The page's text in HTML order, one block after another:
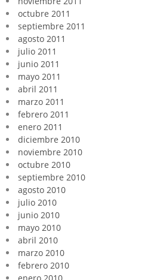
octubre 2011
septiembre 2011
agosto 2011
julio 2011
junio 2011
mayo 2011
abril 2011
marzo 2011
febrero 2011
enero 2011
diciembre 2010
noviembre 2010
octubre 2010
septiembre 2010
agosto 2010
julio 2010
junio 2010
mayo 2010
abril 2010
marzo 2010
febrero 2010